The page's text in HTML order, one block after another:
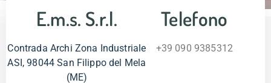
E.m.s. S.r.l.
Contrada Archi Zona Industriale
ASI, 98044 San Filippo del Mela
(ME)
Telefono
+39 090 9385312